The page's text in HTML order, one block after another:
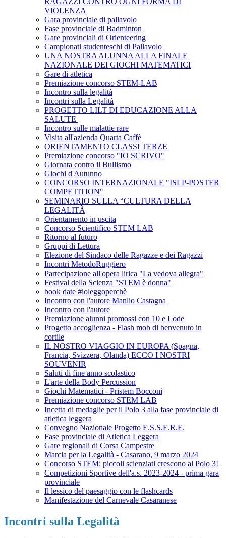
VIOLENZA
Gara provinciale di pallavolo
Fase provinciale di Badminton
Gare provinciali di Orienteering
Campionati studenteschi di Pallavolo
UNA NOSTRA ALUNNA ALLA FINALE
NAZIONALE DEI GIOCHI MATEMATICI
Gare di atletica
Premiazione concorso STEM-LAB
Incontro sulla legalità
Incontri sulla Legalità
PROGETTO LILT DI EDUCAZIONE ALLA
SALUTE
Incontro sulle malattie rare
Visita all'azienda Quarta Caffè
ORIENTAMENTO CLASSI TERZE
Premiazione concorso "IO SCRIVO"
Giornata contro il Bullismo
Giochi d'Autunno
CONCORSO INTERNAZIONALE "ISLP-POSTER
COMPETITION"
SEMINARIO SULLA “CULTURA DELLA
LEGALITÀ
Orientamento in uscita
Concorso Scientifico STEM LAB
Ritorno al futuro
Gruppi di Lettura
Elezione del Sindaco delle Ragazze e dei Ragazzi
Incontri MetodoRuggiero
Partecipazione all'opera lirica "La vedova allegra"
Festival della Scienza "STEM è donna"
book date #ioleggoperchè
Incontro con l'autore Manlio Castagna
Incontro con l'autore
Premiazione alunni promossi con 10 e Lode
Progetto accoglienza - Flash mob di benvenuto in
cortile
IL NOSTRO VIAGGIO IN EUROPA (Spagna,
Francia, Svizzera, Olanda) ECCO I NOSTRI
SOUVENIR
Saluti di fine anno scolastico
L'arte della Body Percussion
Giochi Matematici - Pristem Bocconi
Premiazione concorso STEM LAB
Incetta di medaglie per il Polo 3 alla fase provinciale di
atletica leggera
Convegno Nazionale Progetto E.S.S.E.R.E.
Fase provinciale di Atletica Leggera
Gare regionali di Corsa Campestre
Marcia per la Legalità - Casarano, 9 marzo 2024
Concorso STEM: piccoli scienziati crescono al Polo 3!
Competizioni Sportive dell'a.s. 2023-2024 - prima gara
provinciale
Il lessico del paesaggio con le flashcards
Manifestazione del Carnevale Casaranese
Incontri sulla Legalità